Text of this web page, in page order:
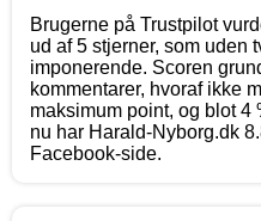
Brugerne på Trustpilot
ud af 5 stjerner, som uden
imponerende. Scoren
kommentarer, hvoraf ikke
maksimum point, og blot 4
nu har Harald-Nyborg.dk
Facebook-side.